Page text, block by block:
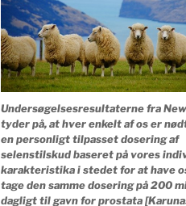
Undersøgelsesresultaterne fra
tyder på, at hver enkelt af os er
en personligt tilpasset dosering af
selenstilskud baseret på vores
karakteristika i stedet for at have
tage den samme dosering på 200
dagligt til gavn for prostata